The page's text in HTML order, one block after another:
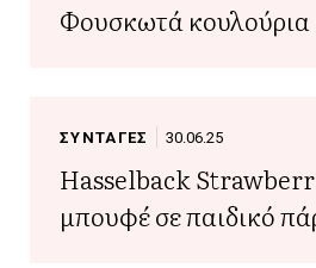
Φουσκωτά κουλούρια
ΣΥΝΤΑΓΕΣ 30.06.25
Hasselback
μπουφέ σε παιδικό